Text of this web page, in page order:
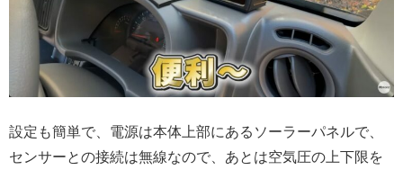
設定も簡単で、電源は本体上部にあるソーラーパネルで、
センサーとの接続は無線なので、あとは空気圧の上下限を